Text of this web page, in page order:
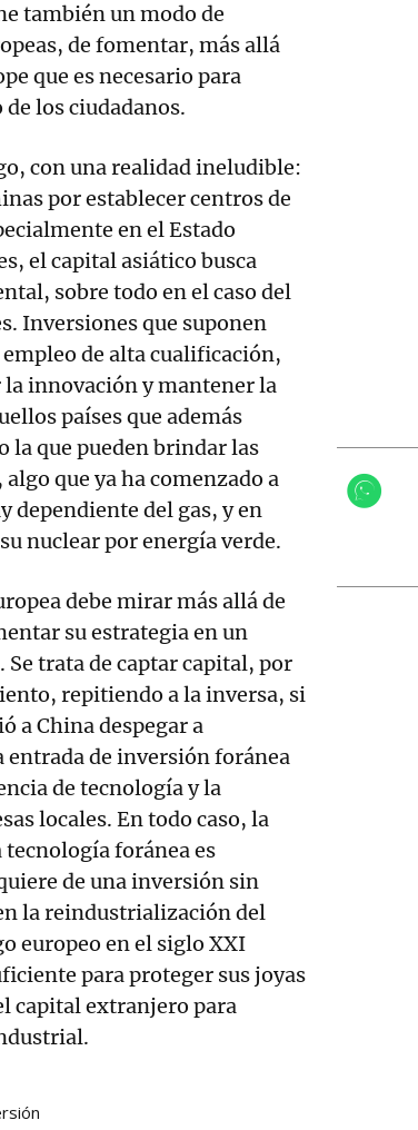
también un modo de
de fomentar, más allá
que es necesario para
los ciudadanos.
con una realidad ineludible:
por establecer centros de
en el Estado
el capital asiático busca
sobre todo en el caso del
Inversiones que suponen
de alta cualificación,
innovación y mantener la
países que además
la que pueden brindar las
que ya ha comenzado a
dependiente del gas, y en
nuclear por energía verde.
debe mirar más allá de
su estrategia en un
trata de captar capital, por
repitiendo a la inversa, si
a China despegar a
de inversión foránea
de tecnología y la
locales. En todo caso, la
foránea es
de una inversión sin
la reindustrialización del
europeo en el siglo XXI
para proteger sus joyas
capital extranjero para